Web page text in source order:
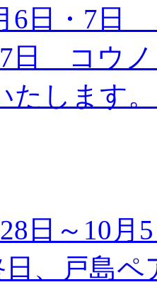
6日・7日
7日 コウ
たします
日～10
日、戸島